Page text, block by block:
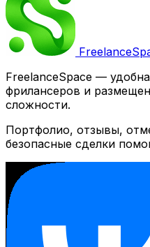
Freelance
FreelanceSpace —
фрилансеров и
сложности.
Портфолио, отзывы,
безопасные сделки